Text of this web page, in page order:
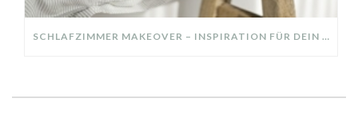
SCHLAFZIMMER MAKEOVER – INSPIRATION FÜR DEIN SCHLAFZIMMER: AUS ALT MACH NEU – HELL, GEMÜTLICH UND EINLADEND